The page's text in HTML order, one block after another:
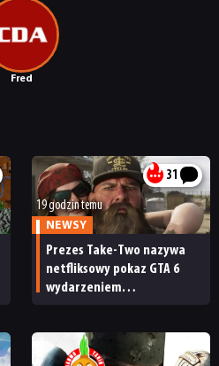
Fred
31
19 godzin temu
NEWSY
Prezes Take-Two nazywa
netfliksowy pokaz GTA 6
wydarzeniem
ma subskrybentów